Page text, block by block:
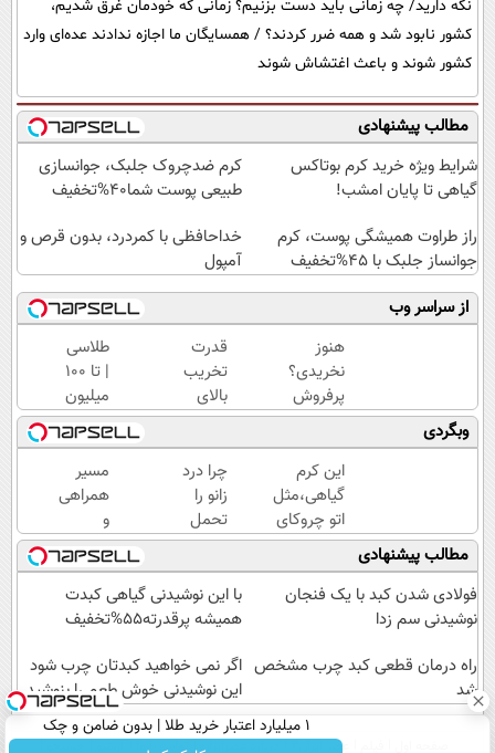
نگه دارید/ چه زمانی باید دست بزنیم؟ زمانی که خودمان غرق شدیم،
کشور نابود شد و همه ضرر کردند؟ / همسایگان ما اجازه ندادند عده‌ای وارد
کشور شوند و باعث اغتشاش شوند
مطالب پیشنهادی
شرایط ویژه خرید کرم بوتاکس
گیاهی تا پایان امشب!
کرم ضدچروک جلبک، جوانسازی
طبیعی پوست شما40%تخفیف
راز طراوت همیشگی پوست، کرم
جوانساز جلبک با 45%تخفیف
خداحافظی با کمردرد، بدون قرص و
آمپول
از سراسر وب
هنوز
نخریدی؟
پرفروش
ترین
جوانساز
گیاهی
نصف
قیمت
قدرت
تخریب
بالای
این
چربی
سوز
شکم،
زود
لاغرت
میکنه
با 60%
تخفیف
طلاسی
| تا 100
میلیون
وام
آنی
خرید
طلا💰
ثبت
نام
کن!
وبگردی
این کرم
گیاهی،مثل
اتو چروکای
پوستتوصاف
میکنه!50%تخفیف
چرا درد
زانو را
تحمل
می‌کنی؟
خیلی
ساده
درمنزل
کن
مسیر
همراهی
و
گزارش
عملکرد
گروه
اسنپ
۱۴۰۴
مطالب پیشنهادی
فولادی شدن کبد با یک فنجان
نوشیدنی سم زدا
با این نوشیدنی گیاهی کبدت
همیشه پرقدرته55%تخفیف
راه درمان قطعی کبد چرب مشخص
شد
اگر نمی خواهید کبدتان چرب شود
این نوشیدنی خوش طعم را بنوشید
۱ میلیارد اعتبار خرید طلا | بدون ضامن و چک
عصر ایران۲ درباره عصرایران تماس با ما